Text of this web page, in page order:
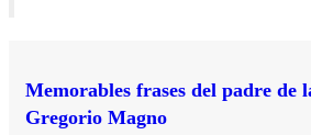
Memorables frases del padre de
Gregorio Magno